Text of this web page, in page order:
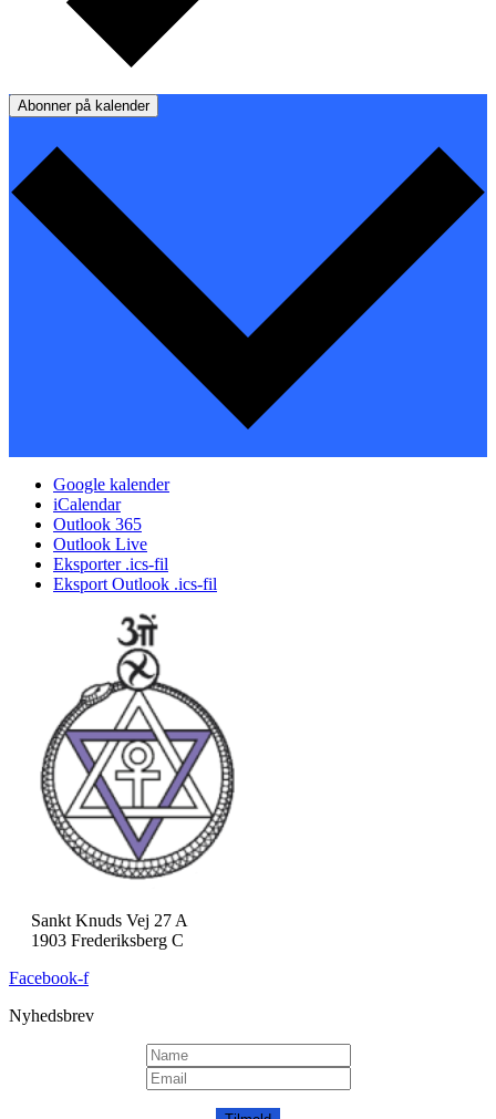
Abonner på kalender
Google kalender
iCalendar
Outlook 365
Outlook Live
Eksporter .ics-fil
Eksport Outlook .ics-fil
Sankt Knuds Vej 27 A
1903 Frederiksberg C
Facebook-f
Nyhedsbrev